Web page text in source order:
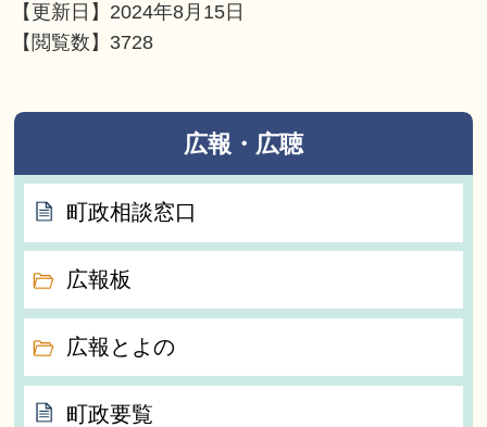
【更新日】 2024年8月15日
【閲覧数】 3728
広報・広聴
町政相談窓口
広報板
広報とよの
町政要覧